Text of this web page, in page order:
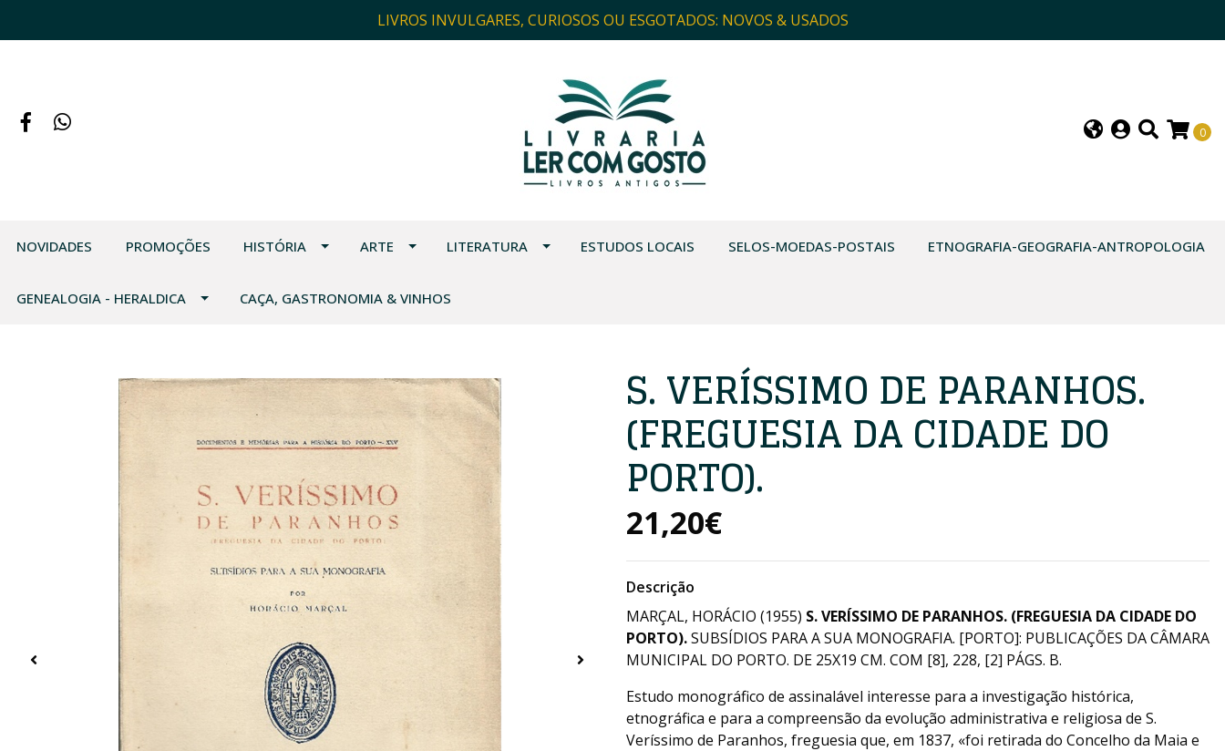
LIVROS INVULGARES, CURIOSOS OU ESGOTADOS: NOVOS & USADOS
0
NOVIDADES PROMOÇÕES HISTÓRIA ARTE LITERATURA ESTUDOS LOCAIS SELOS-MOEDAS-POSTAIS ETNOGRAFIA-GEOGRAFIA-ANTROPOLOGIA
GENEALOGIA - HERALDICA CAÇA, GASTRONOMIA & VINHOS
S. VERÍSSIMO DE PARANHOS.
(FREGUESIA DA CIDADE DO
PORTO).
21,20€
Descrição
MARÇAL, HORÁCIO (1955) S. VERÍSSIMO DE PARANHOS. (FREGUESIA DA CIDADE DO
PORTO).SUBSÍDIOS PARA A SUA MONOGRAFIA. [PORTO]: PUBLICAÇÕES DA CÂMARA
MUNICIPAL DO PORTO. DE 25X19 CM. COM [8], 228, [2] PÁGS. B.
Estudo monográfico de assinalável interesse para a investigação histórica,
etnográfica e para a compreensão da evolução administrativa e religiosa de S.
Veríssimo de Paranhos, freguesia que, em 1837, «foi retirada do Concelho da Maia e